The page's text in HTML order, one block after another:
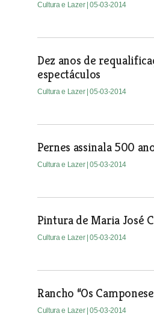
Cultura e Lazer | 05-03-2014
Dez anos de
espectáculos
Cultura e Lazer | 05-03-2014
Pernes assinala 500
Cultura e Lazer | 05-03-2014
Pintura de Maria José
Cultura e Lazer | 05-03-2014
Rancho “Os
Cultura e Lazer | 05-03-2014